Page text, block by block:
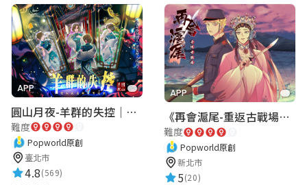
32楊舒蓉
2023-05-22 15:46:27 ★★★★★
非常好玩:D
桂圓
2025-03-30 17:03:43
★★★★★
APP
圓山月夜-羊群的失控｜圓山飯店 ARG實境解謎遊戲
難度
Popworld原創
臺北市
4.8(569)
APP
《再會滬尾-重返古戰場》｜淡水老街實境遊戲｜實體遊戲盒
難度
Popworld原創
新北市
5(20)